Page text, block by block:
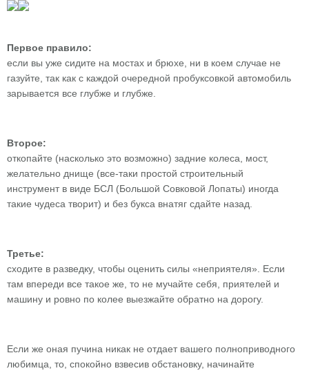
Первое правило:
если вы уже сидите на мостах и брюхе, ни в коем случае не
газуйте, так как с каждой очередной пробуксовкой автомобиль
зарывается все глубже и глубже.
Второе:
откопайте (насколько это возможно) задние колеса, мост,
желательно днище (все-таки простой строительный
инструмент в виде БСЛ (Большой Совковой Лопаты) иногда
такие чудеса творит) и без букса внатяг сдайте назад.
Третье:
сходите в разведку, чтобы оценить силы «неприятеля». Если
там впереди все такое же, то не мучайте себя, приятелей и
машину и ровно по колее выезжайте обратно на дорогу.
Если же оная пучина никак не отдает вашего полноприводного
любимца, то, спокойно взвесив обстановку, начинайте